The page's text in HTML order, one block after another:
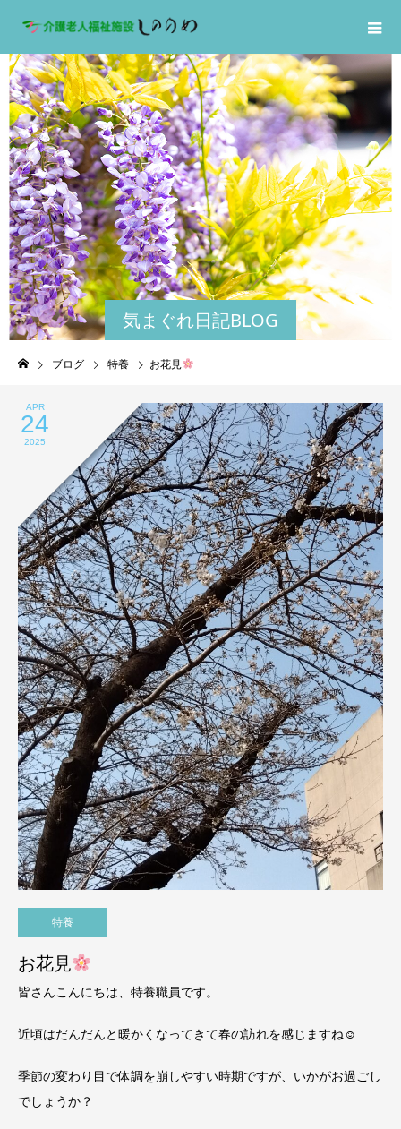
気まぐれ日記BLOG
ブログ 特養 お花見
APR
24
2025
特養
お花見
皆さんこんにちは、特養職員です。
近頃はだんだんと暖かくなってきて春の訪れを感じますね☺
季節の変わり目で体調を崩しやすい時期ですが、いかがお過ごし
でしょうか？